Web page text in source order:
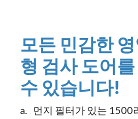
모든 민감한
형 검사 도어를
수 있습니다!
a. 먼지 필터가 있는 1500